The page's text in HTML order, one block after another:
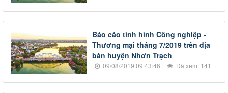
Báo cáo tình hình Công nghiệp -
Thương mại tháng 7/2019 trên địa
bàn huyện Nhơn Trạch
09/08/2019 09:43:46 Đã xem: 141